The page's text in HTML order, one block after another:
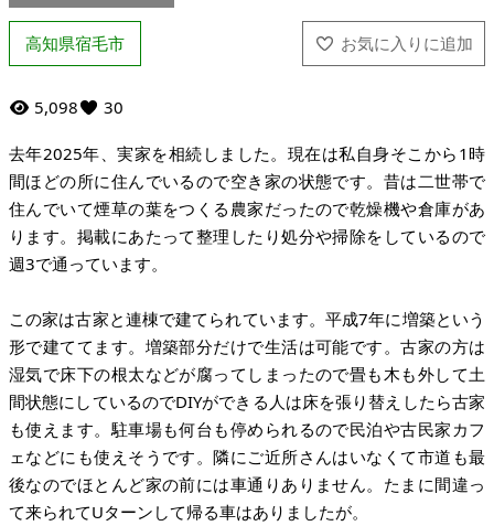
高知県宿毛市
5,098 30
去年2025年、実家を相続しました。現在は私自身そこから1時
間ほどの所に住んでいるので空き家の状態です。昔は二世帯で
住んでいて煙草の葉をつくる農家だったので乾燥機や倉庫があ
ります。掲載にあたって整理したり処分や掃除をしているので
週3で通っています。
この家は古家と連棟で建てられています。平成7年に増築という
形で建ててます。増築部分だけで生活は可能です。古家の方は
湿気で床下の根太などが腐ってしまったので畳も木も外して土
間状態にしているのでDIYができる人は床を張り替えしたら古家
も使えます。駐車場も何台も停められるので民泊や古民家カフ
ェなどにも使えそうです。隣にご近所さんはいなくて市道も最
後なのでほとんど家の前には車通りありません。たまに間違っ
て来られてUターンして帰る車はありましたが。